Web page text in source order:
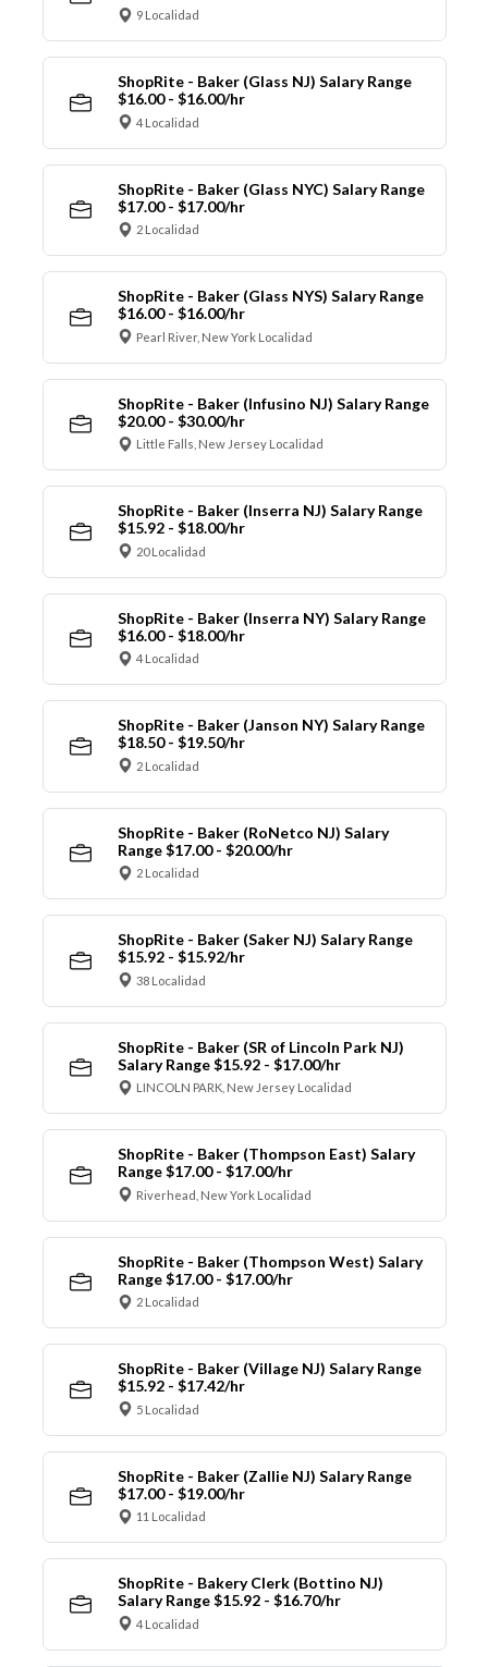
9 Localidad
ShopRite - Baker (Glass NJ) Salary Range
$16.00 - $16.00/hr
4 Localidad
ShopRite - Baker (Glass NYC) Salary Range
$17.00 - $17.00/hr
2 Localidad
ShopRite - Baker (Glass NYS) Salary Range
$16.00 - $16.00/hr
Pearl River, New York Localidad
ShopRite - Baker (Infusino NJ) Salary Range
$20.00 - $30.00/hr
Little Falls, New Jersey Localidad
ShopRite - Baker (Inserra NJ) Salary Range
$15.92 - $18.00/hr
20 Localidad
ShopRite - Baker (Inserra NY) Salary Range
$16.00 - $18.00/hr
4 Localidad
ShopRite - Baker (Janson NY) Salary Range
$18.50 - $19.50/hr
2 Localidad
ShopRite - Baker (RoNetco NJ) Salary
Range $17.00 - $20.00/hr
2 Localidad
ShopRite - Baker (Saker NJ) Salary Range
$15.92 - $15.92/hr
38 Localidad
ShopRite - Baker (SR of Lincoln Park NJ)
Salary Range $15.92 - $17.00/hr
LINCOLN PARK, New Jersey Localidad
ShopRite - Baker (Thompson East) Salary
Range $17.00 - $17.00/hr
Riverhead, New York Localidad
ShopRite - Baker (Thompson West) Salary
Range $17.00 - $17.00/hr
2 Localidad
ShopRite - Baker (Village NJ) Salary Range
$15.92 - $17.42/hr
5 Localidad
ShopRite - Baker (Zallie NJ) Salary Range
$17.00 - $19.00/hr
11 Localidad
ShopRite - Bakery Clerk (Bottino NJ)
Salary Range $15.92 - $16.70/hr
4 Localidad